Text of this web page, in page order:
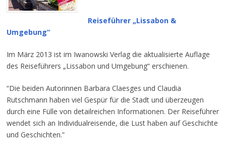
Reiseführer „Lissabon &
Umgebung“
Im März 2013 ist im Iwanowski Verlag die aktualisierte Auflage
des Reiseführers „Lissabon und Umgebung“ erschienen.
“Die beiden Autorinnen Barbara Claesges und Claudia
Rutschmann haben viel Gespür für die Stadt und überzeugen
durch eine Fülle von detailreichen Informationen. Der Reiseführer
wendet sich an Individualreisende, die Lust haben auf Geschichte
und Geschichten.”